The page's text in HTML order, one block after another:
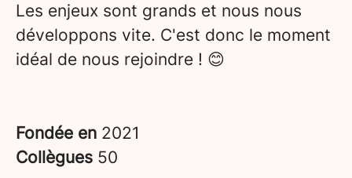
Les enjeux sont grands et nous nous
développons vite. C'est donc le moment
idéal de nous rejoindre ! 😊
Fondée en 2021
Collègues 50